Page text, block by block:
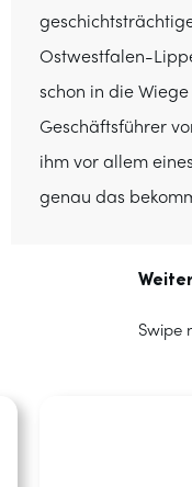
Ostwestfalen-
schon in die
Geschäftsführer
ihm vor allem
genau das
Swipe